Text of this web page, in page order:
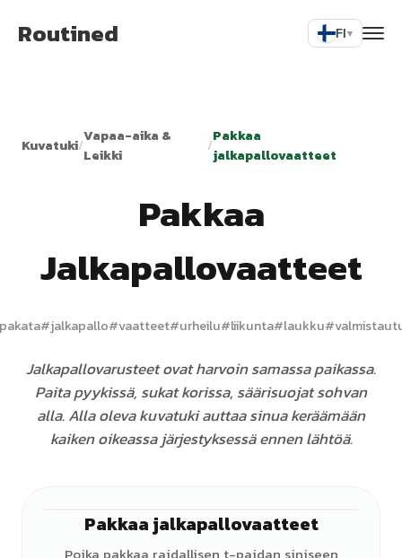
Routined FI▾
Kuvatuki/Vapaa-aika &
Leikki
/Pakkaa
jalkapallovaatteet
Pakkaa
Jalkapallovaatteet
pakata#jalkapallo#vaatteet#urheilu#liikunta#laukku#
Jalkapallovarusteet ovat harvoin samassa paikassa.
Paita pyykissä, sukat korissa, säärisuojat sohvan
alla. Alla oleva kuvatuki auttaa sinua keräämään
kaiken oikeassa järjestyksessä ennen lähtöä.
Pakkaa jalkapallovaatteet